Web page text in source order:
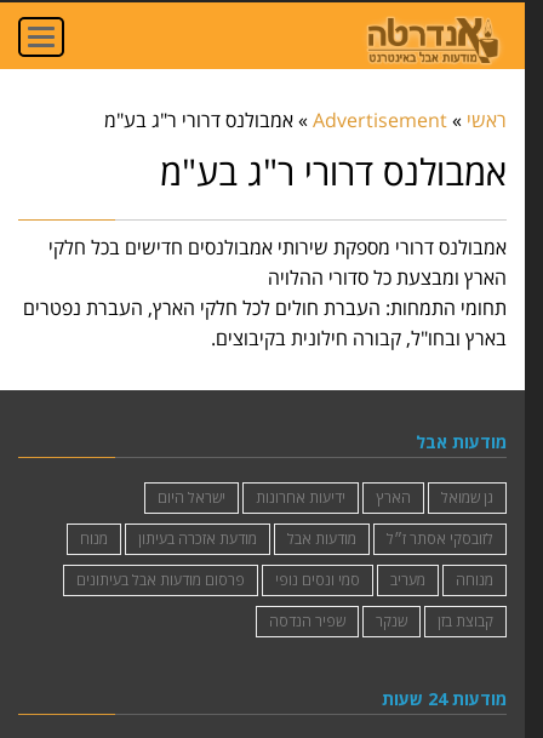
ראשי »
Advertisement
»אמבולנס דרורי ר"ג בע"מ
אמבולנס דרורי ר"ג בע"מ
אמבולנס דרורי מספקת שירותי אמבולנסים חדישים בכל חלקי
הארץ ומבצעת כל סדורי ההלויה
תחומי התמחות: העברת חולים לכל חלקי הארץ, העברת נפטרים
בארץ ובחו"ל, קבורה חילונית בקיבוצים.
מודעות אבל
גן שמואל הארץ ידיעות אחרונות
ישראל היום
לזובסקי אסתר ז״ל
מודעות אבל מודעת אזכרה בעיתון
מנוח
מנוחה
מעריב סמי ונסים נופי
פרסום מודעות אבל בעיתונים
קבוצת בזן
שנקר שפיר הנדסה
מודעות 24 שעות